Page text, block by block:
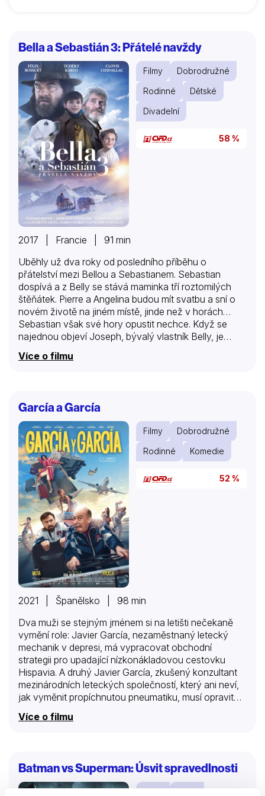
Bella a Sebastián 3: Přátelé navždy
Filmy
Dobrodružné
Rodinné
Dětské
Divadelní
58 %
2017 | Francie | 91 min
Uběhly už dva roky od posledního příběhu o
přátelství mezi Bellou a Sebastianem. Sebastian
dospívá a z Belly se stává maminka tří roztomilých
štěňátek. Pierre a Angelina budou mít svatbu a sní o
novém životě na jiném místě, jinde než v horách…
Sebastian však své hory opustit nechce. Když se
najednou objeví Joseph, bývalý vlastník Belly, je
pevně přesvědčen, že ji získá zpět. Sebastian si
uvědomuje nebezpečí, které Belle i štěňatům hrozí a
Více o filmu
García a García
Filmy
Dobrodružné
Rodinné
Komedie
52 %
2021 | Španělsko | 98 min
Dva muži se stejným jménem si na letišti nečekaně
vymění role: Javier García, nezaměstnaný letecký
mechanik v depresi, má vypracovat obchodní
strategii pro upadající nízkonákladovou cestovku
Hispavia. A druhý Javier García, zkušený konzultant
mezinárodních leteckých společností, který ani neví,
jak vyměnit propíchnutou pneumatiku, musí opravit
Více o filmu
Batman vs Superman: Úsvit spravedlnosti
Filmy
Sci-fi